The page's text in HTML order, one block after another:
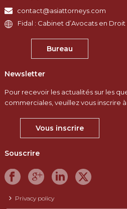
contact@asiattorneys.com
Fidal : Cabinet d’Avocats en
Bureau
Newsletter
Pour recevoir les actualités sur les
commerciales, veuillez vous inscrire
Vous inscrire
Souscrire
Privacy policy